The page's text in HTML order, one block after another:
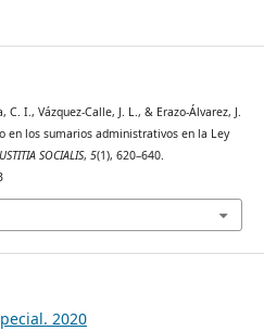
I., Vázquez-Calle, J. L., & Erazo-Álvarez, J.
en los sumarios administrativos en la Ley
SOCIALIS, 5(1), 620–640.
2020